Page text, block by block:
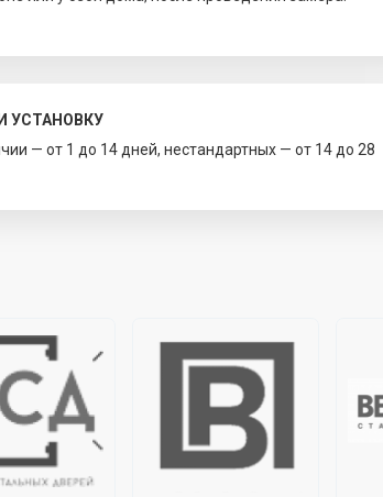
УСТАНОВКУ
— от 1 до 14 дней, нестандартных — от 14 до 28